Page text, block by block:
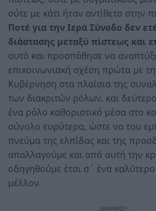
ούτε με κάτι ήταν αντίθετο στην
Ποτέ για την Ιερά Σύνοδο δεν
διάστασης μεταξύ πίστεως και
αυτό και προσπάθησε να
επικοινωνιακή σχέση πρώτα με
Κυβέρνηση στα πλαίσια της
των διακριτών ρόλων, και
ένα ρόλο καθοριστικό μέσα στο
σύνολο ευρύτερα, ώστε να του
πνεύμα της ελπίδας και της
απαλλαγούμε και από αυτή την
οδηγηθούμε έτσι σ΄ ένα
μέλλον.